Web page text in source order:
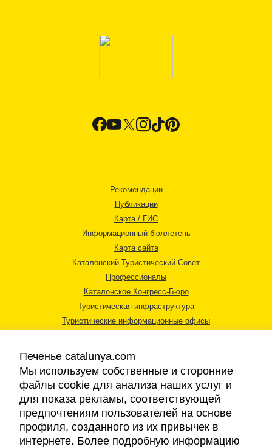
Рекомендации
Публикации
Карта / ГИС
Информационный бюллетень
Карта сайта
Каталонский Туристический Совет
Профессионалы
Каталонское Конгресс-Бюро
Туристическая инфраструктура
Туристические информационные офисы
Правовая информация
Cookies
Печенье catalunya.com
Мы используем собственные и сторонние
файлы cookie для анализа наших услуг и
для показа рекламы, соответствующей
предпочтениям пользователей на основе
профиля, созданного из их привычек в
интернете. Более подробную информацию